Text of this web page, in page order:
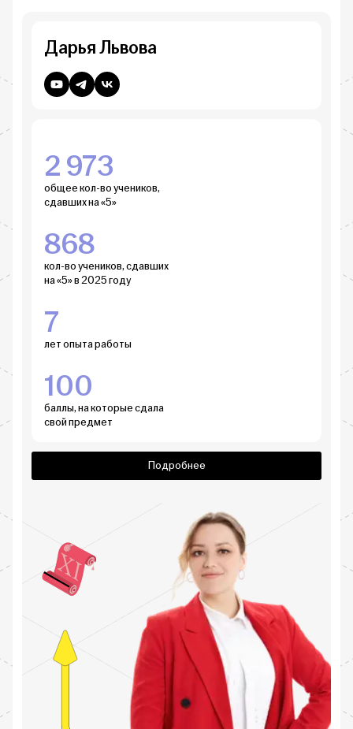
Дарья Львова
2 973
общее кол-во учеников,
сдавших на «5»
868
кол-во учеников, сдавших
на «5» в 2025 году
7
лет опыта работы
100
баллы, на которые сдала
свой предмет
Подробнее